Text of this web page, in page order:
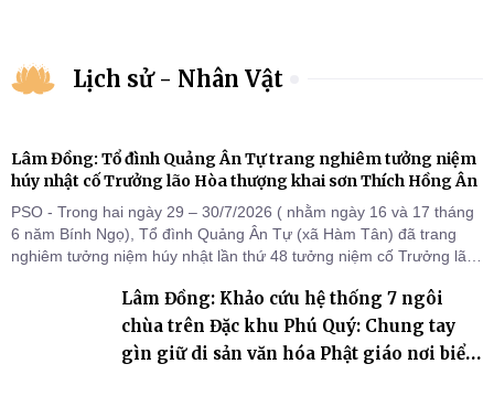
Lịch sử - Nhân Vật
Lâm Đồng: Tổ đình Quảng Ân Tự trang nghiêm tưởng niệm
húy nhật cố Trưởng lão Hòa thượng khai sơn Thích Hồng Ân
PSO - Trong hai ngày 29 – 30/7/2026 ( nhằm ngày 16 và 17 tháng
6 năm Bính Ngọ), Tổ đình Quảng Ân Tự (xã Hàm Tân) đã trang
nghiêm tưởng niệm húy nhật lần thứ 48 tưởng niệm cố Trưởng lão
Chư Tôn đức Tăng Ni, môn đồ pháp quyến cùng đông đảo thiện tín
Phật tử đã đồng vân tập về đạo tràng, th
Lâm Đồng: Khảo cứu hệ thống 7 ngôi
chùa trên Đặc khu Phú Quý: Chung tay
gìn giữ di sản văn hóa Phật giáo nơi biển